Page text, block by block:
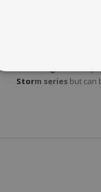
Rule number one of
Maybe my
Storm series but can